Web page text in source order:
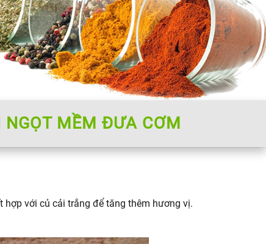
MỀM ĐƯA CƠM
với củ cải trắng để tăng thêm hương vị.